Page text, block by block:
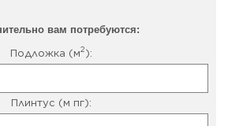
вам потребуются:
Подложка (м2):
Плинтус (м пг):